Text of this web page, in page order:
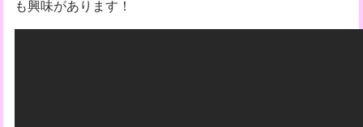
も興味があります！